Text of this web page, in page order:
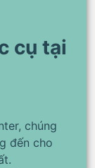
cụ tại
chúng
đến cho